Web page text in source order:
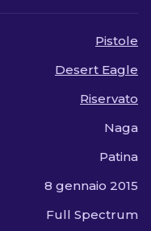
Pistole
Desert Eagle
Riservato
Naga
Patina
8 gennaio 2015
Full Spectrum